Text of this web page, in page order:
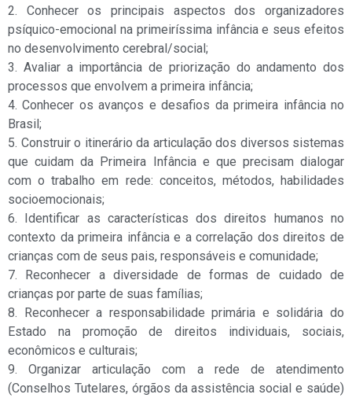
2. Conhecer os principais aspectos dos organizadores
psíquico-emocional na primeiríssima infância e seus efeitos
no desenvolvimento cerebral/social;
3. Avaliar a importância de priorização do andamento dos
processos que envolvem a primeira infância;
4. Conhecer os avanços e desafios da primeira infância no
Brasil;
5. Construir o itinerário da articulação dos diversos sistemas
que cuidam da Primeira Infância e que precisam dialogar
com o trabalho em rede: conceitos, métodos, habilidades
socioemocionais;
6. Identificar as características dos direitos humanos no
contexto da primeira infância e a correlação dos direitos de
crianças com de seus pais, responsáveis e comunidade;
7. Reconhecer a diversidade de formas de cuidado de
crianças por parte de suas famílias;
8. Reconhecer a responsabilidade primária e solidária do
Estado na promoção de direitos individuais, sociais,
econômicos e culturais;
9. Organizar articulação com a rede de atendimento
(Conselhos Tutelares, órgãos da assistência social e saúde)